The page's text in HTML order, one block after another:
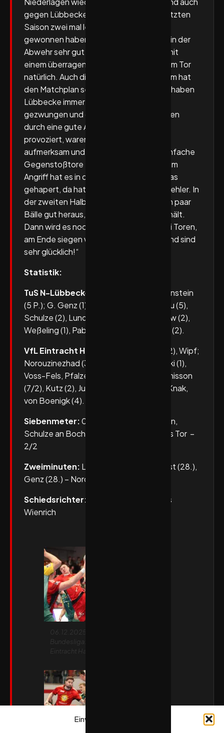
Einwilligung verwalten
gegen Lübbecke, gegen die wir in der letzten
Saison zwei mal leer ausgegangen sind,
gewonnen haben. Wir haben das heute in der
Abwehr sehr gut gemacht, gemeinsam mit
einem überragenden Pascal Bochmann im Tor
natürlich. Auch die gesamte Kette vor ihm hat
den Matchplan sehr gut umgesetzt. Wir haben
Lübbecke immer zu schwierigen Würfen
gezwungen und gut kooperiert. Wir haben
durch eine gute Antizipation viele Fehler
provoziert, waren dann sehr wach, sehr
aufmerksam und haben dadurch viele einfache
Gegenstoßtore erzielen können. Vorne im
Angriff hat es in der ersten Halbzeit etwas
gehapert, da hatten wir 10 technische Fehler. In
der zweiten Halbzeit spielen wir dann ein paar
Bälle gut heraus, die Leon Grabenstein hält.
Dann wird es noch einmal knapp mit zwei Toren,
am Ende siegen wir hier aber souverän und sind
sehr glücklich!“
Statistik:
TuS N-Lübbecke:
F. Genz (5 P.), Grabenstein
(5 P.); G. Genz (1), Santos, Heiny (4), Furu (5),
Schulze (2), Lundahl (1), Dräger (1), Blaauw (2),
Weßeling (1), Pabst (2), Blazicko, Wieling (2).
VfL Eintracht Hagen:
Bochmann (20/2), Wipf;
Norouzinezhad (3), Alves (4), Pieczkowski (1),
Voss-Fels, Pfalzer, Jungemann (2), Styrmisson
(7/2), Kutz (2), Jukic, Richter, Busch (5), Knak,
von Boenigk (4).
Siebenmeter:0/3 Wieling an Bochmann,
Schulze an Bochmann, Blazicko über das Tor –
2/2
Zweiminuten: Lundahl (22. + 48.), Pabst (28.),
Genz (28.) – Norouzinezhad (50.)
Schiedsrichter:
Julian Fedtke und Niels
Wienrich
06.12.2025 Lübbecke. 2. Handball
Bundesliga: TuS N-Lübbecke – VfL
Eintracht Hagen